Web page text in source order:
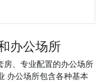
办公场所
房、专业配置的办公场所
.办公场所包含各种基本